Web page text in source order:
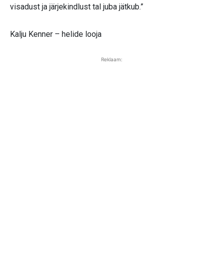
visadust ja järjekindlust tal juba jätkub.”
Kalju Kenner – helide looja
Reklaam: